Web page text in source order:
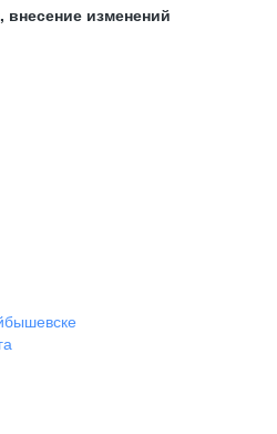
изменений